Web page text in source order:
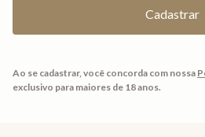
Ao se cadastrar, você concorda com nossa
exclusivo para maiores de 18 anos.